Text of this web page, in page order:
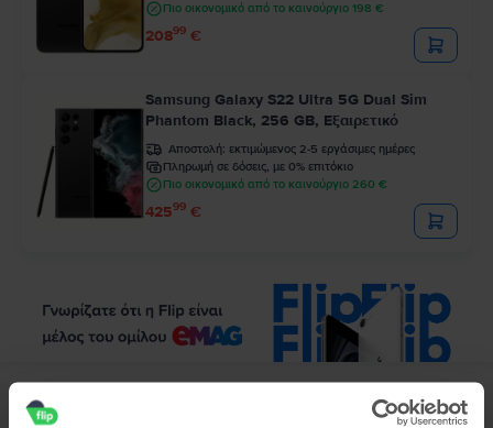
Πιο οικονομικό από το καινούργιο 198 €
20899 €
Samsung Galaxy S22 Ultra 5G Dual Sim
Phantom Black, 256 GB, Εξαιρετικό
Αποστολή: εκτιμώμενος 2-5 εργάσιμες ημέρες
Πληρωμή σε δόσεις, με 0% επιτόκιο
Πιο οικονομικό από το καινούργιο 260 €
42599 €
Περιγραφή